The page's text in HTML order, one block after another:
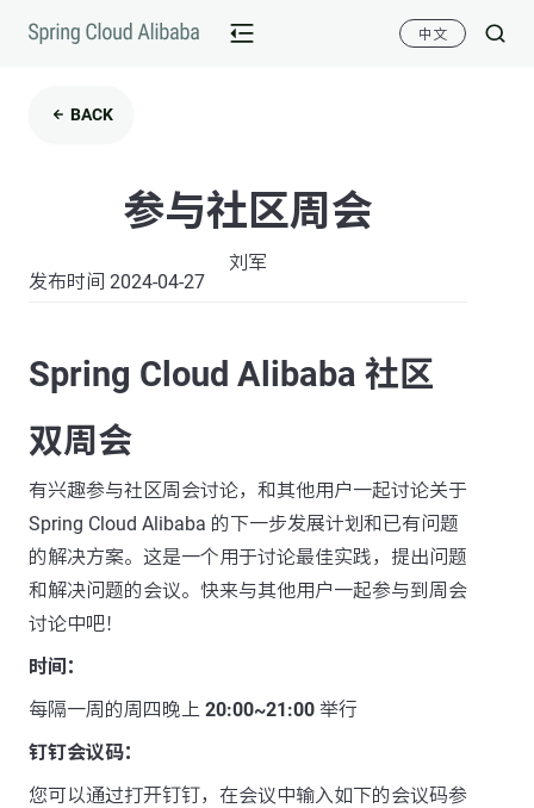
中文
BACK
参与社区周会
刘军
发布时间 2024-04-27
Spring Cloud Alibaba 社区
双周会
有兴趣参与社区周会讨论，和其他用户一起讨论关于
Spring Cloud Alibaba 的下一步发展计划和已有问题
的解决方案。这是一个用于讨论最佳实践，提出问题
和解决问题的会议。快来与其他用户一起参与到周会
讨论中吧！
时间：
每隔一周的周四晚上 20:00~21:00 举行
钉钉会议码：
您可以通过打开钉钉，在会议中输入如下的会议码参